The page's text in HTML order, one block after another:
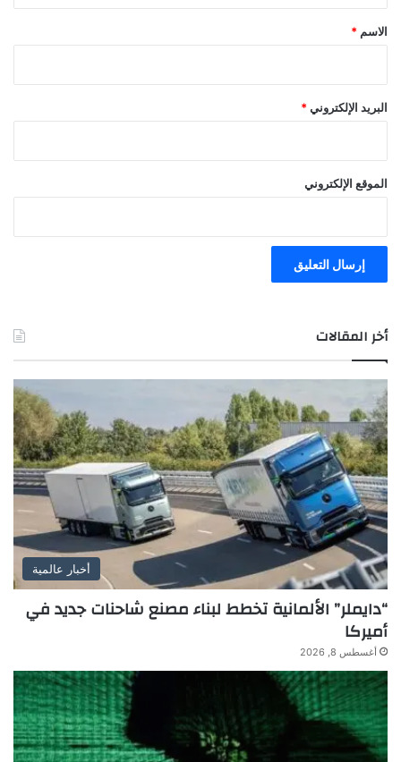
*
الاسم *
البريد الإلكتروني *
الموقع الإلكتروني
أخر المقالات
أخبار عالمية
“دايملر” الألمانية تخطط لبناء مصنع شاحنات جديد في
أميركا
أغسطس 8, 2026